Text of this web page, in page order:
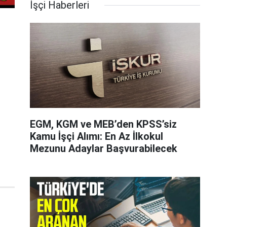
İşçi Haberleri
EGM, KGM ve MEB’den KPSS’siz
Kamu İşçi Alımı: En Az İlkokul
Mezunu Adaylar Başvurabilecek